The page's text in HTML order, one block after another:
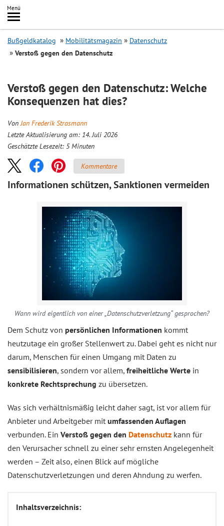
Inhalt
springen
Menü
Search
Bußgeldkatalog Mobilitätsmagazin
Datenschutz
Verstoß gegen den Datenschutz
Verstoß gegen den Datenschutz: Welche
Konsequenzen hat dies?
VonJan Frederik Strasmann
Letzte Aktualisierung am: 14. Juli 2026
Geschätzte Lesezeit: 5 Minuten
Kommentare
Informationen schützen, Sanktionen vermeiden
Wann wird eigentlich von einer „Datenschutzverletzung“ gesprochen?
Dem Schutz von persönlichen Informationen kommt
heutzutage ein großer Stellenwert zu. Dabei geht es nicht nur
darum, Menschen für einen Umgang mit Daten zu
sensibilisieren, sondern vor allem, freiheitliche Werte in
konkrete Rechtsprechung zu übersetzen.
Was sich verhältnismäßig leicht daher sagt, ist vor allem für
Anbieter und Arbeitgeber mit umfassenden Auflagen
verbunden. Ein Verstoß gegen den Datenschutz kann für
den Verursacher schnell zu einer sehr ernsten Angelegenheit
werden – Zeit also, einen Blick auf mögliche
Datenschutzverletzungen und deren Ahndung zu werfen.
Inhaltsverzeichnis: